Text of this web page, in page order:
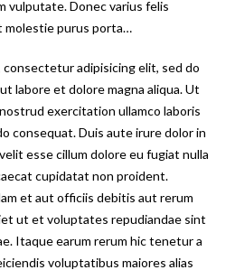
vulputate. Donec varius felis
molestie purus porta…
adipisicing elit, sed do
labore et dolore magna aliqua. Ut
exercitation ullamco laboris
consequat. Duis aute irure dolor in
esse cillum dolore eu fugiat nulla
cupidatat non proident.
et aut officiis debitis aut rerum
ut et voluptates repudiandae sint
Itaque earum rerum hic tenetur a
voluptatibus maiores alias